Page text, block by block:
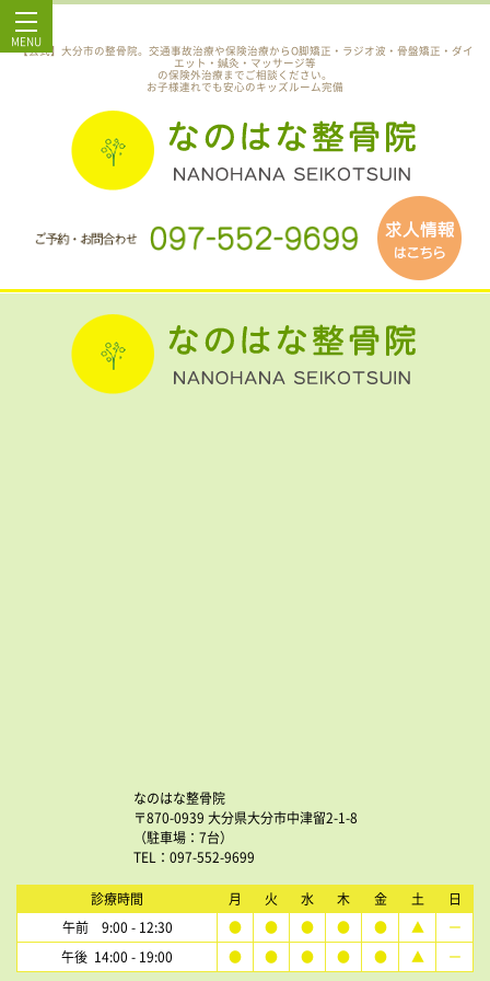
MENU
【公式】大分市の整骨院。交通事故治療や保険治療からO脚矯正・ラジオ波・骨盤矯正・ダイ
エット・鍼灸・マッサージ等
の保険外治療までご相談ください。
お子様連れでも安心のキッズルーム完備
なのはな整骨院
〒870-0939 大分県大分市中津留2-1-8
（駐車場：7台）
TEL：097-552-9699
診療時間 月 火 水 木 金 土
日
午前 9:00 - 12:30
● ● ● ● ● ▲
ー
午後 14:00 - 19:00
● ● ● ● ● ▲ ー